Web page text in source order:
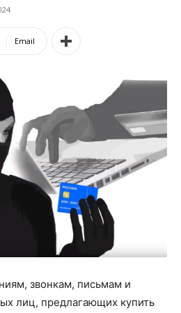
Email
звонкам, письмам и
лиц, предлагающих купить